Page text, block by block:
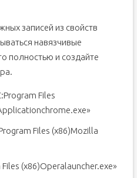
записей из свойств
навязчивые
полностью и создайте
Files
Files (x86)Mozilla
(x86)Operalauncher.exe»